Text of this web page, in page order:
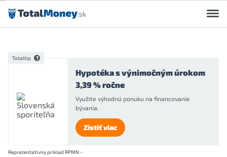
Preskočiť na obsah
Totaltip
Hypotéka s výnimočným úrokom
3,39 % ročne
Využite výhodnú ponuku na financovanie
bývania.
Zistiť viac
Reprezentatívny príklad RPMN